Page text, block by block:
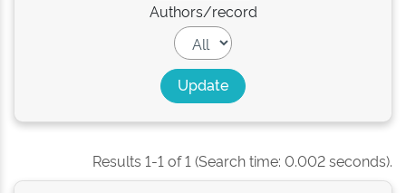
Authors/record
Results 1-1 of 1 (Search time: 0.002 seconds).